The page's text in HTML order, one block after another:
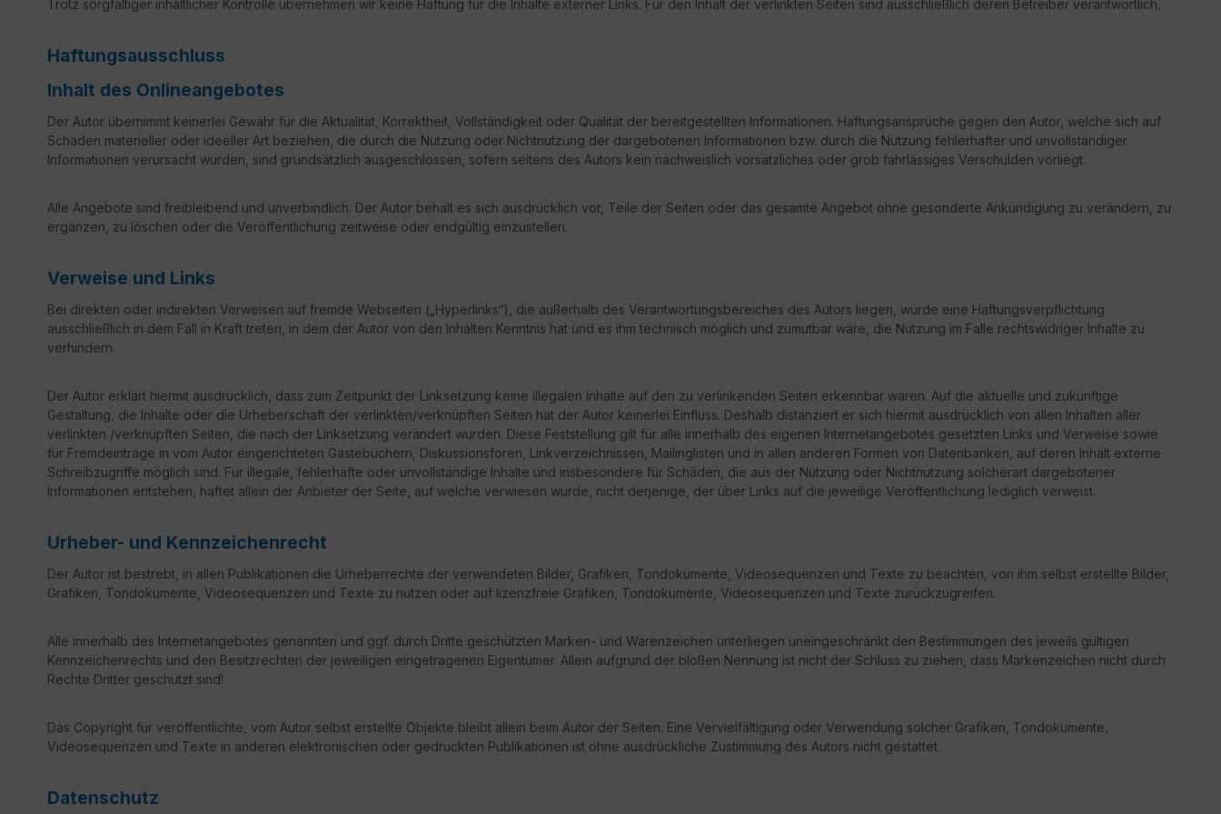
Trotz sorgfältiger inhaltlicher Kontrolle übernehmen wir keine Haftung für die Inhalte externer Links. Für den Inhalt der verlinkten Seiten sind ausschließlich deren Betreiber verantwortlich.
Haftungsausschluss
Inhalt des Onlineangebotes
Der Autor übernimmt keinerlei Gewähr für die Aktualität, Korrektheit, Vollständigkeit oder Qualität der bereitgestellten Informationen. Haftungsansprüche gegen den Autor, welche sich auf
Schäden materieller oder ideeller Art beziehen, die durch die Nutzung oder Nichtnutzung der dargebotenen Informationen bzw. durch die Nutzung fehlerhafter und unvollständiger
Informationen verursacht wurden, sind grundsätzlich ausgeschlossen, sofern seitens des Autors kein nachweislich vorsätzliches oder grob fahrlässiges Verschulden vorliegt.
Alle Angebote sind freibleibend und unverbindlich. Der Autor behält es sich ausdrücklich vor, Teile der Seiten oder das gesamte Angebot ohne gesonderte Ankündigung zu verändern, zu
ergänzen, zu löschen oder die Veröffentlichung zeitweise oder endgültig einzustellen.
Verweise und Links
Bei direkten oder indirekten Verweisen auf fremde Webseiten („Hyperlinks“), die außerhalb des Verantwortungsbereiches des Autors liegen, würde eine Haftungsverpflichtung
ausschließlich in dem Fall in Kraft treten, in dem der Autor von den Inhalten Kenntnis hat und es ihm technisch möglich und zumutbar wäre, die Nutzung im Falle rechtswidriger Inhalte zu
verhindern.
Der Autor erklärt hiermit ausdrücklich, dass zum Zeitpunkt der Linksetzung keine illegalen Inhalte auf den zu verlinkenden Seiten erkennbar waren. Auf die aktuelle und zukünftige
Gestaltung, die Inhalte oder die Urheberschaft der verlinkten/verknüpften Seiten hat der Autor keinerlei Einfluss. Deshalb distanziert er sich hiermit ausdrücklich von allen Inhalten aller
verlinkten /verknüpften Seiten, die nach der Linksetzung verändert wurden. Diese Feststellung gilt für alle innerhalb des eigenen Internetangebotes gesetzten Links und Verweise sowie
für Fremdeinträge in vom Autor eingerichteten Gästebüchern, Diskussionsforen, Linkverzeichnissen, Mailinglisten und in allen anderen Formen von Datenbanken, auf deren Inhalt externe
Schreibzugriffe möglich sind. Für illegale, fehlerhafte oder unvollständige Inhalte und insbesondere für Schäden, die aus der Nutzung oder Nichtnutzung solcherart dargebotener
Informationen entstehen, haftet allein der Anbieter der Seite, auf welche verwiesen wurde, nicht derjenige, der über Links auf die jeweilige Veröffentlichung lediglich verweist.
Urheber- und Kennzeichenrecht
Der Autor ist bestrebt, in allen Publikationen die Urheberrechte der verwendeten Bilder, Grafiken, Tondokumente, Videosequenzen und Texte zu beachten, von ihm selbst erstellte Bilder,
Grafiken, Tondokumente, Videosequenzen und Texte zu nutzen oder auf lizenzfreie Grafiken, Tondokumente, Videosequenzen und Texte zurückzugreifen.
Alle innerhalb des Internetangebotes genannten und ggf. durch Dritte geschützten Marken- und Warenzeichen unterliegen uneingeschränkt den Bestimmungen des jeweils gültigen
Kennzeichenrechts und den Besitzrechten der jeweiligen eingetragenen Eigentümer. Allein aufgrund der bloßen Nennung ist nicht der Schluss zu ziehen, dass Markenzeichen nicht durch
Rechte Dritter geschützt sind!
Das Copyright für veröffentlichte, vom Autor selbst erstellte Objekte bleibt allein beim Autor der Seiten. Eine Vervielfältigung oder Verwendung solcher Grafiken, Tondokumente,
Videosequenzen und Texte in anderen elektronischen oder gedruckten Publikationen ist ohne ausdrückliche Zustimmung des Autors nicht gestattet.
Datenschutz